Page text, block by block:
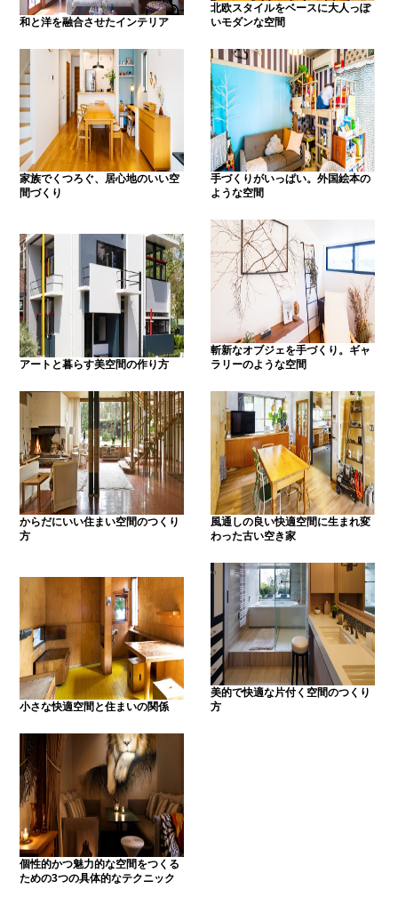
和と洋を融合させたインテリア
北欧スタイルをベースに大人っぽ
いモダンな空間
家族でくつろぐ、居心地のいい空
間づくり
手づくりがいっぱい。外国絵本の
ような空間
アートと暮らす美空間の作り方
斬新なオブジェを手づくり。ギャ
ラリーのような空間
からだにいい住まい空間のつくり
方
風通しの良い快適空間に生まれ変
わった古い空き家
小さな快適空間と住まいの関係
美的で快適な片付く空間のつくり
方
個性的かつ魅力的な空間をつくる
ための3つの具体的なテクニック